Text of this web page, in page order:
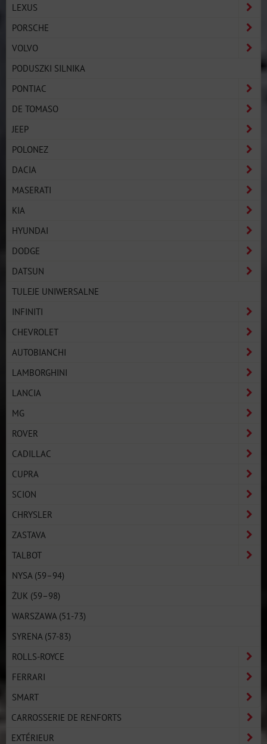
LEXUS
PORSCHE
VOLVO
PODUSZKI SILNIKA
PONTIAC
DE TOMASO
JEEP
POLONEZ
DACIA
MASERATI
KIA
HYUNDAI
DODGE
DATSUN
TULEJE UNIWERSALNE
INFINITI
CHEVROLET
AUTOBIANCHI
LAMBORGHINI
LANCIA
MG
ROVER
CADILLAC
CUPRA
SCION
CHRYSLER
ZASTAVA
TALBOT
NYSA (59–94)
ŻUK (59–98)
WARSZAWA (51-73)
SYRENA (57-83)
ROLLS-ROYCE
FERRARI
SMART
CARROSSERIE DE RENFORTS
EXTÉRIEUR